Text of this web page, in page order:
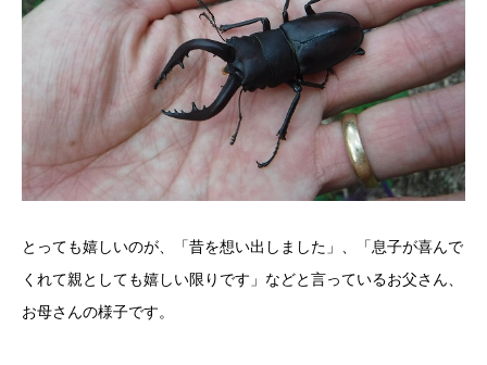
とっても嬉しいのが、「昔を想い出しました」、「息子が喜んで
くれて親としても嬉しい限りです」などと言っているお父さん、
お母さんの様子です。